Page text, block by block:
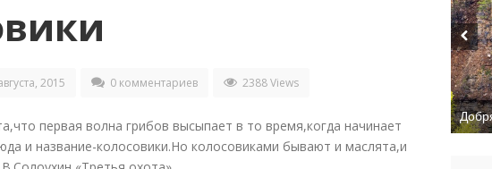
2015 0 комментариев 2388 Views
первая волна грибов высыпает в то время,когда начинает
и название-колосовики.Но колосовиками бывают и маслята,и